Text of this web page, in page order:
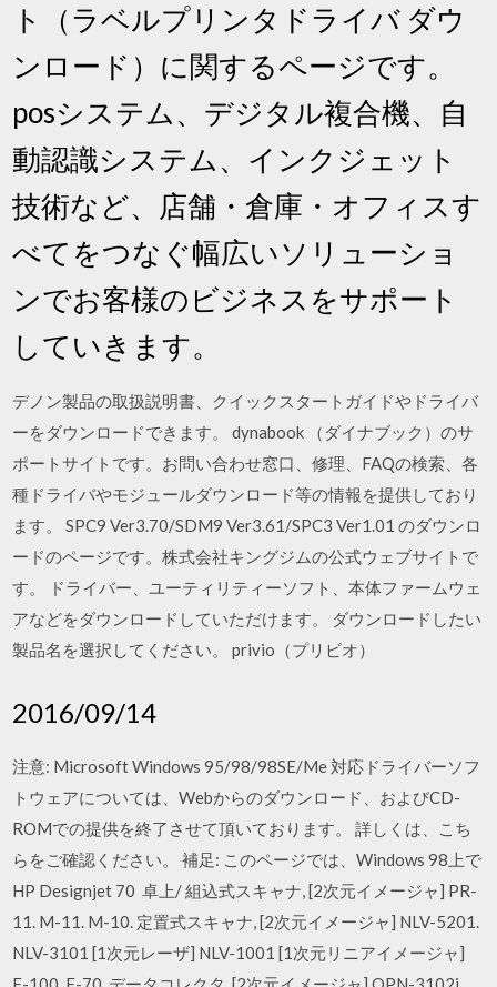
ト（ラベルプリンタドライバ ダウ
ンロード）に関するページです。
posシステム、デジタル複合機、自
動認識システム、インクジェット
技術など、店舗・倉庫・オフィスす
べてをつなぐ幅広いソリューショ
ンでお客様のビジネスをサポート
していきます。
デノン製品の取扱説明書、クイックスタートガイドやドライバ
ーをダウンロードできます。 dynabook （ダイナブック）のサ
ポートサイトです。お問い合わせ窓口、修理、FAQの検索、各
種ドライバやモジュールダウンロード等の情報を提供しており
ます。 SPC9 Ver3.70/SDM9 Ver3.61/SPC3 Ver1.01 のダウンロ
ードのページです。株式会社キングジムの公式ウェブサイトで
す。 ドライバー、ユーティリティーソフト、本体ファームウェ
アなどをダウンロードしていただけます。 ダウンロードしたい
製品名を選択してください。 privio（プリビオ）
2016/09/14
注意: Microsoft Windows 95/98/98SE/Me 対応ドライバーソフ
トウェアについては、Webからのダウンロード、およびCD-
ROMでの提供を終了させて頂いております。 詳しくは、こち
らをご確認ください。 補足: このページでは、Windows 98上で
HP Designjet 70 卓上/ 組込式スキャナ, [2次元イメージャ] PR-
11. M-11. M-10. 定置式スキャナ, [2次元イメージャ] NLV-5201.
NLV-3101 [1次元レーザ] NLV-1001 [1次元リニアイメージャ]